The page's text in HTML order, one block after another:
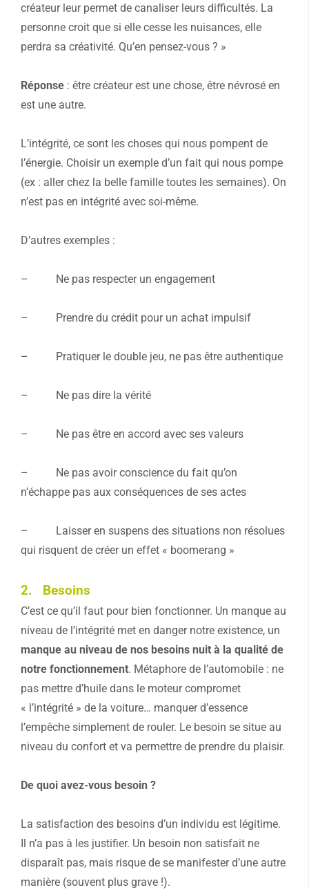
créateur leur permet de canaliser leurs difficultés. La
personne croit que si elle cesse les nuisances, elle
perdra sa créativité. Qu’en pensez-vous ? »
Réponse : être créateur est une chose, être névrosé en
est une autre.
L’intégrité, ce sont les choses qui nous pompent de
l’énergie. Choisir un exemple d’un fait qui nous pompe
(ex : aller chez la belle famille toutes les semaines). On
n’est pas en intégrité avec soi-même.
D’autres exemples :
– Ne pas respecter un engagement
– Prendre du crédit pour un achat impulsif
– Pratiquer le double jeu, ne pas être authentique
– Ne pas dire la vérité
– Ne pas être en accord avec ses valeurs
– Ne pas avoir conscience du fait qu’on
n’échappe pas aux conséquences de ses actes
– Laisser en suspens des situations non résolues
qui risquent de créer un effet « boomerang »
2. Besoins
C’est ce qu’il faut pour bien fonctionner. Un manque au
niveau de l’intégrité met en danger notre existence, un
manque au niveau de nos besoins nuit à la qualité de
notre fonctionnement. Métaphore de l’automobile : ne
pas mettre d’huile dans le moteur compromet
« l’intégrité » de la voiture… manquer d’essence
l’empêche simplement de rouler. Le besoin se situe au
niveau du confort et va permettre de prendre du plaisir.
De quoi avez-vous besoin ?
La satisfaction des besoins d’un individu est légitime.
Il n’a pas à les justifier. Un besoin non satisfait ne
disparaît pas, mais risque de se manifester d’une autre
manière (souvent plus grave !).